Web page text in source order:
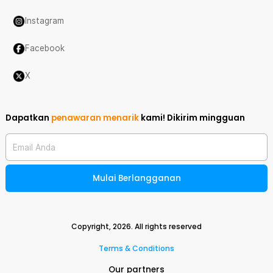
Instagram
Facebook
X
Dapatkan penawaran menarik kami! Dikirim mingguan
Email Anda
Mulai Berlangganan
Copyright,2026. All rights reserved
Terms & Conditions
Our partners